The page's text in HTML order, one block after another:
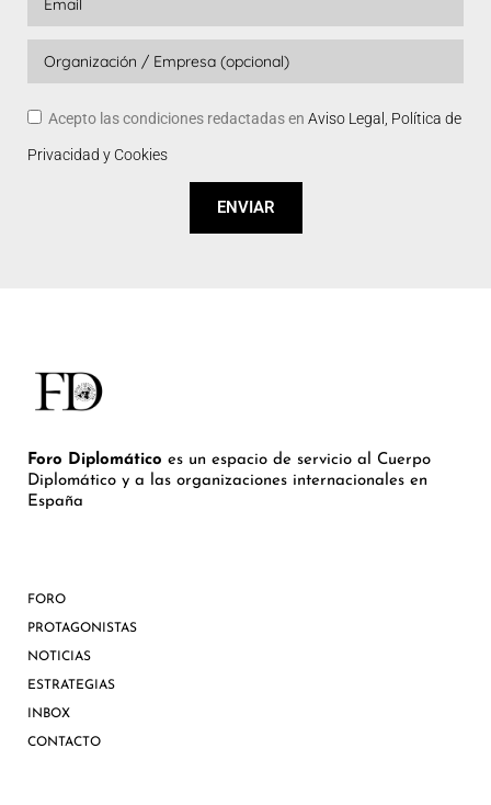
Acepto las condiciones redactadas en Aviso Legal, Política de
Privacidad y Cookies
ENVIAR
Foro Diplomático es un espacio de servicio al Cuerpo
Diplomático y a las organizaciones internacionales en
España
FORO
PROTAGONISTAS
NOTICIAS
ESTRATEGIAS
INBOX
CONTACTO